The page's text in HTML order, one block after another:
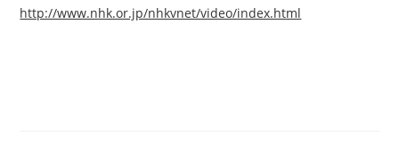
http://www.nhk.or.jp/nhkvnet/video/index.html